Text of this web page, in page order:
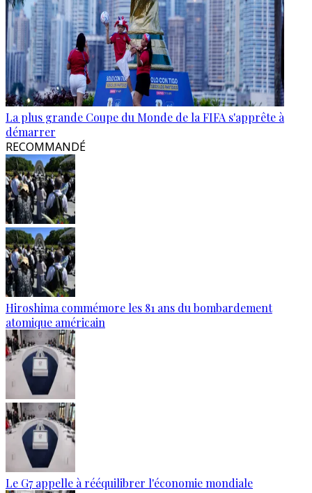
La plus grande Coupe du Monde de la FIFA s'apprête à
démarrer
RECOMMANDÉ
Hiroshima commémore les 81 ans du bombardement
atomique américain
Le G7 appelle à rééquilibrer l'économie mondiale